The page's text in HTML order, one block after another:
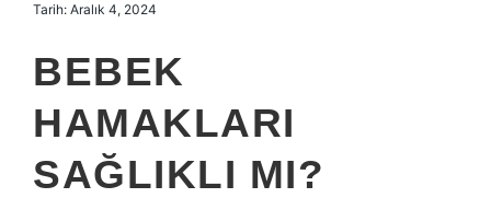
Tarih: Aralık 4, 2024
BEBEK
HAMAKLARI
SAĞLIKLI MI?